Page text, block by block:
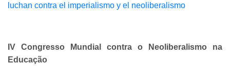
luchan contra el imperialismo y el neoliberalismo
IV Congresso Mundial contra o Neoliberalismo na
Educação